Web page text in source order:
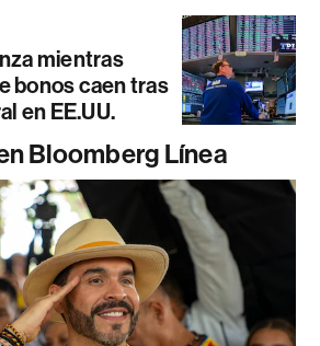
mientras
bonos caen tras
en EE.UU.
Bloomberg Línea